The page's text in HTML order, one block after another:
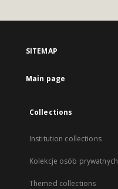
SITEMAP
Main page
Collections
Institution collections
Kolekcje osób prywatnych
Themed collections